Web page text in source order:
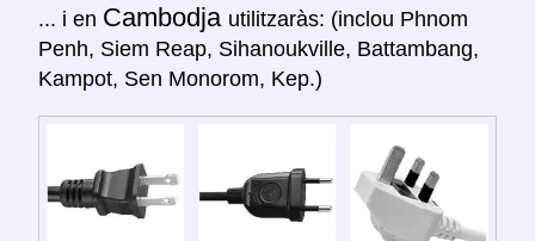
... i en Cambodja utilitzaràs: (inclou Phnom
Penh, Siem Reap, Sihanoukville, Battambang,
Kampot, Sen Monorom, Kep.)